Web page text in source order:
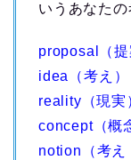
いうあなたの
proposal（提
idea（考え）
reality（現実
concept（概
notion（考え